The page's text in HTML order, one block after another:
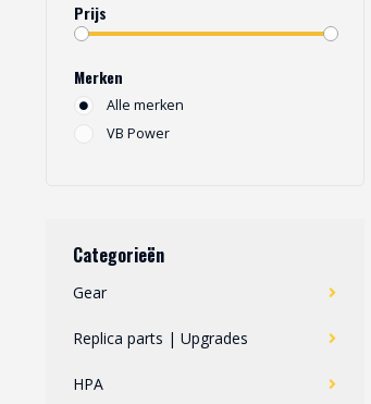
Prijs
Merken
Alle merken
VB Power
Categorieën
Gear
Replica parts | Upgrades
HPA